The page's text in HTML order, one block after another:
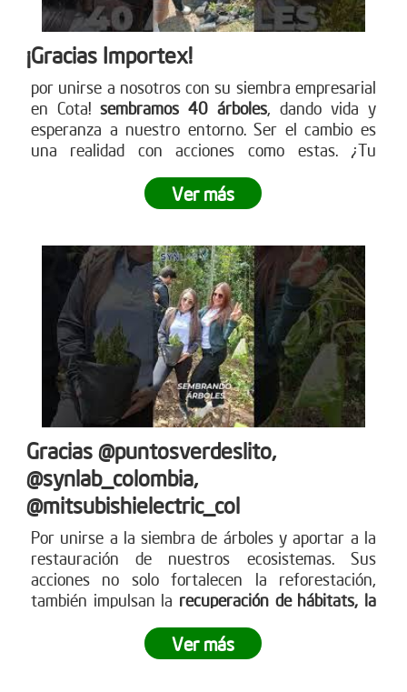
¡Gracias Importex!
por unirse a nosotros con su siembra empresarial
en Cota! sembramos 40 árboles, dando vida y
esperanza a nuestro entorno. Ser el cambio es
una realidad con acciones como estas. ¿Tu
movimiento verde? Descubre cómo en nuestra
página web. ¡Conéctate ahora!
Ver más
Gracias @puntosverdeslito,
@synlab_colombia,
@mitsubishielectric_col
Por unirse a la siembra de árboles y aportar a la
restauración de nuestros ecosistemas. Sus
acciones no solo fortalecen la reforestación,
también impulsan la recuperación de hábitats, la
sostenible para todos. Empresas como ustedes
marcan la diferencia y nos inspiran a seguir
Ver más